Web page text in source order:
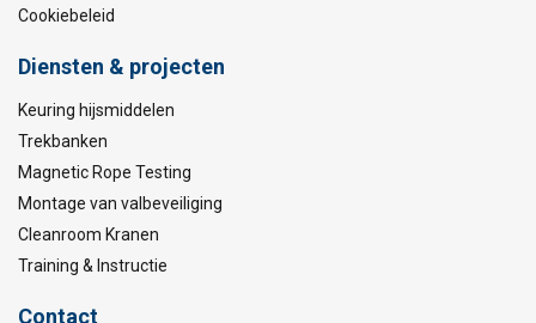
Cookiebeleid
Diensten & projecten
Keuring hijsmiddelen
Trekbanken
Magnetic Rope Testing
Montage van valbeveiliging
Cleanroom Kranen
Training & Instructie
Contact